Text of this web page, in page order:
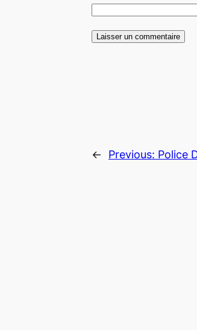
← Previous: Police